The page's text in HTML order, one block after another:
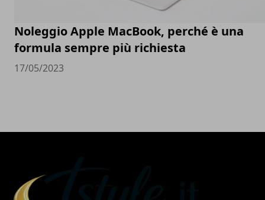
Noleggio Apple MacBook, perché è una
formula sempre più richiesta
17/05/2023